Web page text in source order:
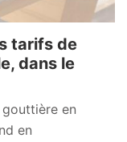
tarifs de
dans le
en
en